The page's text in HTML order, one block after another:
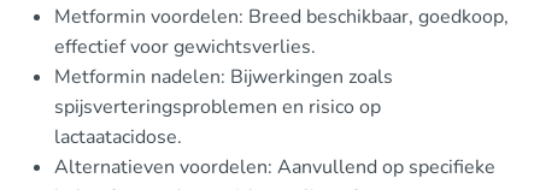
Metformin voordelen: Breed beschikbaar, goedkoop,
effectief voor gewichtsverlies.
Metformin nadelen: Bijwerkingen zoals
spijsverteringsproblemen en risico op
lactaatacidose.
Alternatieven voordelen: Aanvullend op specifieke